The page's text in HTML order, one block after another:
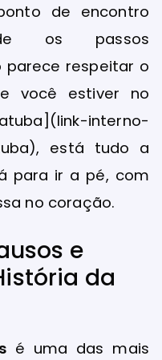
de encontro
os passos
respeitar o
você estiver no
interno-
está tudo a
para ir a pé, com
no coração.
e
da
é uma das mais